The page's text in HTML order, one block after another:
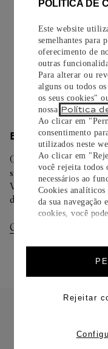
POLÍTICA DE
Este website
semelhantes para
oferecimento de
outras
Para alterar ou
alguns ou todos
os seus cookies"
nossa Política
Ao clicar em
consentimento
utilizados neste
Ao clicar em
você rejeita todos
necessários ao
Cookies
da sua navegação
cookies, você
Rejeitar
Todos os
cuidadosamente
opção de
ENTREGA/
Oferecemos diferentes
sua preferência na
Você pode trocar ou
dias.
Consultar Entregas